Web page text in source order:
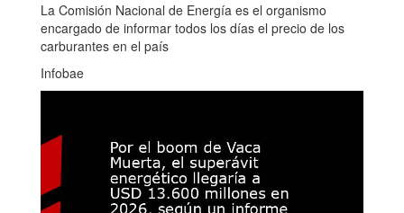
La Comisión Nacional de Energía es el organismo
encargado de informar todos los días el precio de los
carburantes en el país
Infobae